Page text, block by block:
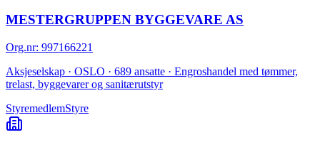
MESTERGRUPPEN BYGGEVARE AS
Org.nr: 997166221
Aksjeselskap · OSLO · 689 ansatte · Engroshandel med tømmer,
trelast, byggevarer og sanitærutstyr
StyremedlemStyre